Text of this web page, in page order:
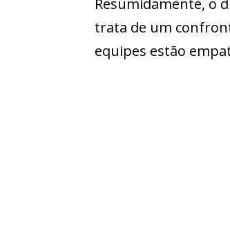
Resumidamente, o
trata de um
equipes estão